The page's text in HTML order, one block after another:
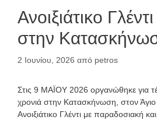
Ανοιξιάτικο
στην
2 Ιουνίου, 2026 από petros
Στις 9 ΜΑΪΟΥ 2026 οργανώθηκε για
χρονιά στην Κατασκήνωση, στον
Ανοιξιάτικο Γλέντι με παραδοσιακή